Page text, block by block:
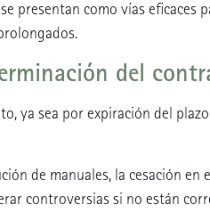
presentan como vías eficaces
del
ya sea por expiración del
de manuales, la cesación en
controversias si no están